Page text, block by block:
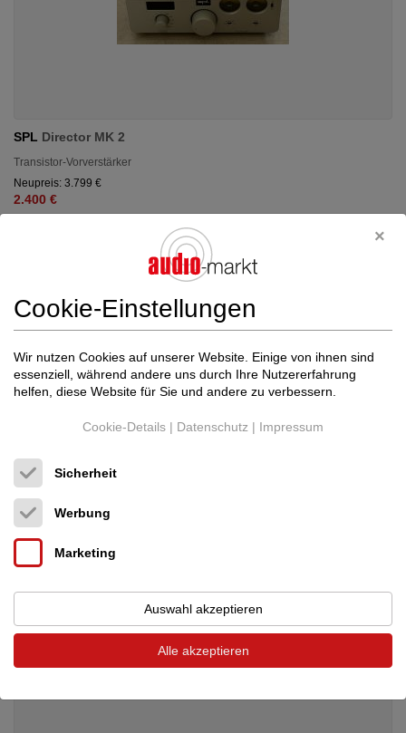
SPL Director MK 2
Transistor-Vorverstärker
Neupreis: 3.799 €
2.400 €
Elector Referenz Vorverstärker
Cookie-Einstellungen
Wir nutzen Cookies auf unserer Website. Einige von ihnen sind
essenziell, während andere uns durch Ihre Nutzererfahrung
helfen, diese Website für Sie und andere zu verbessern.
Cookie-Details | Datenschutz | Impressum
Sicherheit
Werbung
Marketing
Auswahl akzeptieren
Alle akzeptieren